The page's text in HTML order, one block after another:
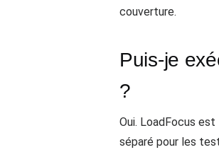
couverture.
Puis-je
?
Oui. LoadFocus
séparé pour les